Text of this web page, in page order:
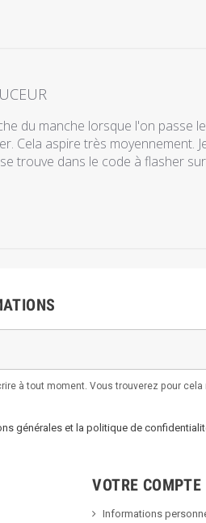
du manche lorsque l'on passe
Cela aspire très moyennement.
trouve dans le code à flasher
à tout moment. Vous trouverez pour
générales et la politique de
VOTRE COMPTE
Informations